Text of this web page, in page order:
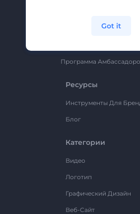
Программа
Ресурсы
Инструменты Для
Блог
Категории
Видео
Логотип
Графический Дизайн
Веб-Сайт
Got it